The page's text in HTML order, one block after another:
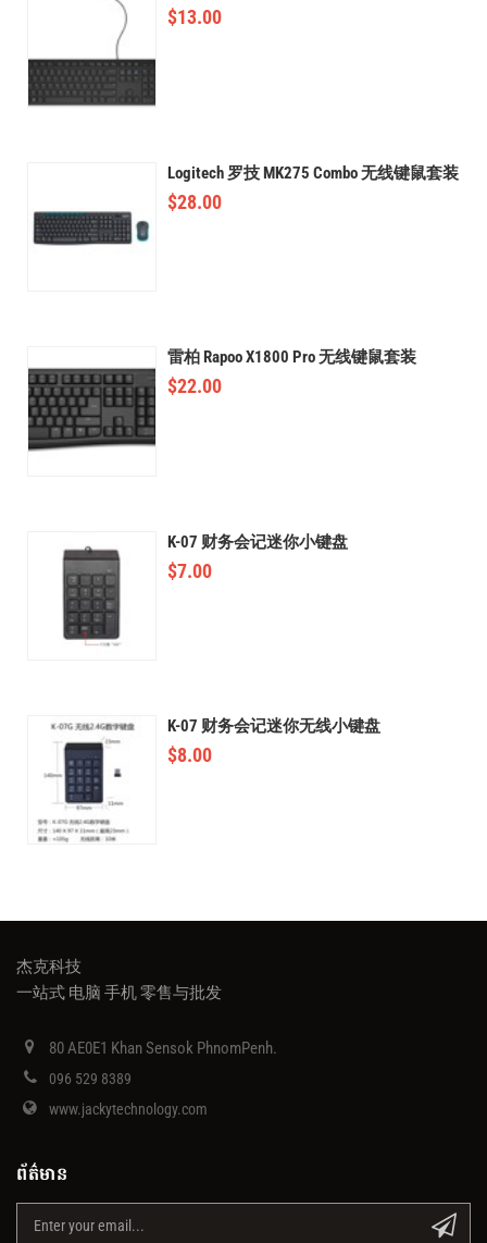
$13.00
Logitech 罗技 MK275 Combo 无线键鼠套装
$28.00
雷柏 Rapoo X1800 Pro 无线键鼠套装
$22.00
K-07 财务会记迷你小键盘
$7.00
K-07 财务会记迷你无线小键盘
$8.00
杰克科技
一站式 电脑 手机 零售与批发
80 AE0E1 Khan Sensok PhnomPenh.
096 529 8389
www.jackytechnology.com
ព័ត៌មាន